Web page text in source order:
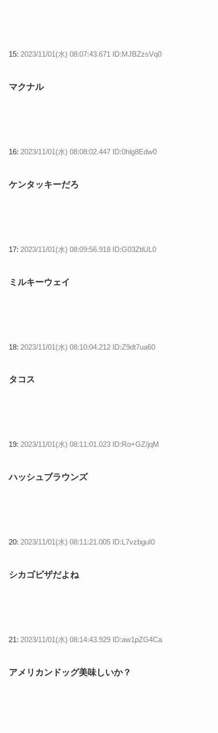
15: 2023/11/01(水) 08:07:43.671 ID:MJBZzsVq0
マクナル
16: 2023/11/01(水) 08:08:02.447 ID:0hlg8Edw0
ケンタッキーだろ
17: 2023/11/01(水) 08:09:56.918 ID:G03ZtiUL0
ミルキーウェイ
18: 2023/11/01(水) 08:10:04.212 ID:Z9dt7ua60
タコス
19: 2023/11/01(水) 08:11:01.023 ID:Ro+GZ/jqM
ハッシュブラウンズ
20: 2023/11/01(水) 08:11:21.005 ID:L7vzbguI0
シカゴピザだよね
21: 2023/11/01(水) 08:14:43.929 ID:aw1pZG4Ca
アメリカンドッグ美味しいか？